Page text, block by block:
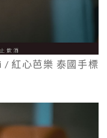
紅心芭樂 泰國手標